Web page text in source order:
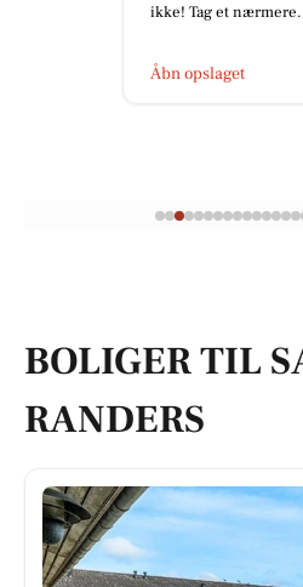
BOLIGER TIL
RANDERS